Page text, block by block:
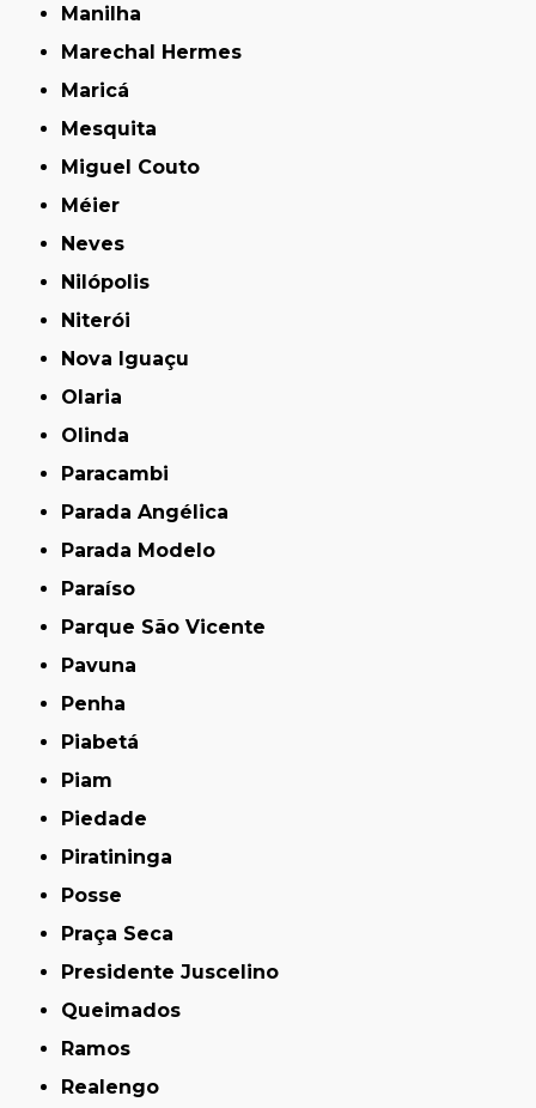
Manilha
Marechal Hermes
Maricá
Mesquita
Miguel Couto
Méier
Neves
Nilópolis
Niterói
Nova Iguaçu
Olaria
Olinda
Paracambi
Parada Angélica
Parada Modelo
Paraíso
Parque São Vicente
Pavuna
Penha
Piabetá
Piam
Piedade
Piratininga
Posse
Praça Seca
Presidente Juscelino
Queimados
Ramos
Realengo